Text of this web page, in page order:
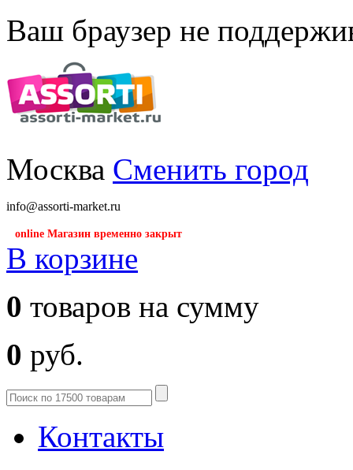
Ваш браузер не
Москва Сменить город
info@assorti-market.ru
online Магазин временно закрыт
В корзине
0 товаров на сумму
0 руб.
Контакты